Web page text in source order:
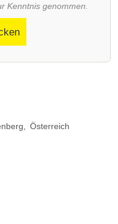
Kenntnis genommen.
Österreich